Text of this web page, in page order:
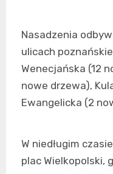
Nasadzenia
ulicach
Wenecjańska (12
nowe drzewa),
Ewangelicka (2
W niedługim
plac Wielkopolski,